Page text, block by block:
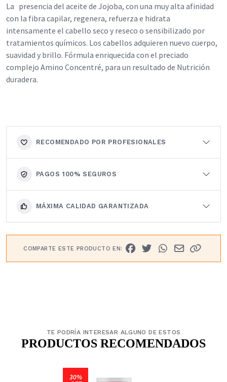
La presencia del aceite de Jojoba, con una muy alta afinidad
con la fibra capilar, regenera, refuerza e hidrata
intensamente el cabello seco y reseco o sensibilizado por
tratamientos químicos. Los cabellos adquieren nuevo cuerpo,
suavidad y brillo. Fórmula enriquecida con el preciado
complejo Amino Concentré, para un resultado de Nutrición
duradera.
RECOMENDADO POR PROFESIONALES
PAGOS 100% SEGUROS
MÁXIMA CALIDAD GARANTIZADA
COMPARTE ESTE PRODUCTO EN:
TE PODRÍA INTERESAR ALGUNO DE ESTOS
PRODUCTOS RECOMENDADOS
30%